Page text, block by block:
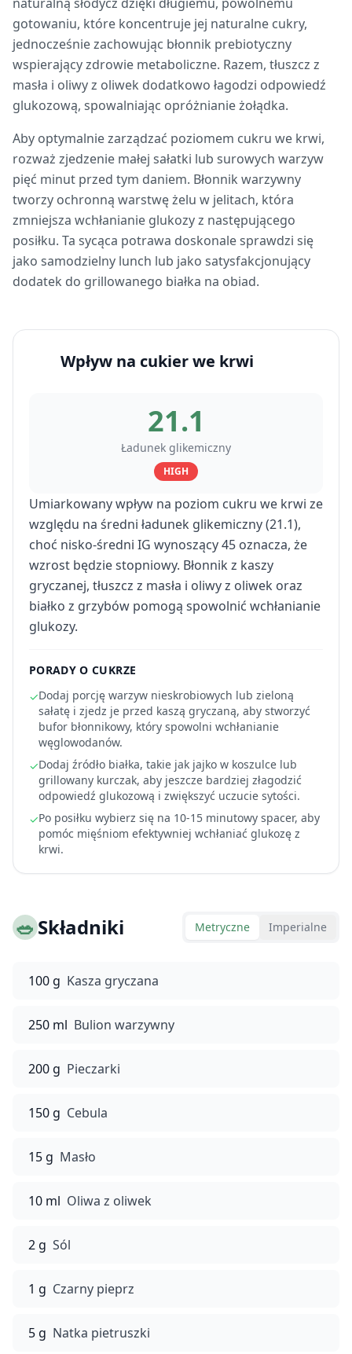
gotowaniu, które koncentruje jej naturalne cukry,
jednocześnie zachowując błonnik prebiotyczny
wspierający zdrowie metaboliczne. Razem, tłuszcz z
masła i oliwy z oliwek dodatkowo łagodzi odpowiedź
glukozową, spowalniając opróżnianie żołądka.
Aby optymalnie zarządzać poziomem cukru we krwi,
rozważ zjedzenie małej sałatki lub surowych warzyw
pięć minut przed tym daniem. Błonnik warzywny
tworzy ochronną warstwę żelu w jelitach, która
zmniejsza wchłanianie glukozy z następującego
posiłku. Ta sycąca potrawa doskonale sprawdzi się
jako samodzielny lunch lub jako satysfakcjonujący
dodatek do grillowanego białka na obiad.
Wpływ na cukier we krwi
21.1
Ładunek glikemiczny
HIGH
Umiarkowany wpływ na poziom cukru we krwi ze
względu na średni ładunek glikemiczny (21.1),
choć nisko-średni IG wynoszący 45 oznacza, że
wzrost będzie stopniowy. Błonnik z kaszy
gryczanej, tłuszcz z masła i oliwy z oliwek oraz
białko z grzybów pomogą spowolnić wchłanianie
glukozy.
PORADY O CUKRZE
✓Dodaj porcję warzyw nieskrobiowych lub zieloną
sałatę i zjedz je przed kaszą gryczaną, aby stworzyć
bufor błonnikowy, który spowolni wchłanianie
węglowodanów.
✓Dodaj źródło białka, takie jak jajko w koszulce lub
grillowany kurczak, aby jeszcze bardziej złagodzić
odpowiedź glukozową i zwiększyć uczucie sytości.
✓Po posiłku wybierz się na 10-15 minutowy spacer, aby
pomóc mięśniom efektywniej wchłaniać glukozę z
krwi.
🥗Składniki Metryczne Imperialne
100 g Kasza gryczana
250 ml Bulion warzywny
200 g Pieczarki
150 g Cebula
15 g Masło
10 ml Oliwa z oliwek
2 g Sól
1 g Czarny pieprz
5 g Natka pietruszki